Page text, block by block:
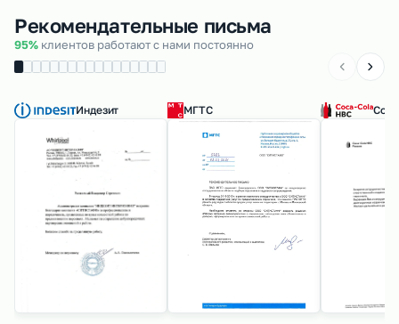
Рекомендательные письма
95% клиентов работают с нами постоянно
Индезит МГТС